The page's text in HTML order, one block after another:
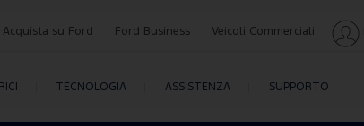
Acquista su Ford Ford Business Veicoli Commerciali
TECNOLOGIA ASSISTENZA SUPPORTO